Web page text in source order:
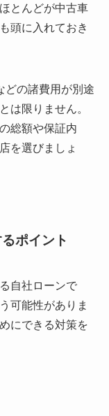
とんどが中古車
頭に入れておき
どの諸費用が別途
は限りません。
総額や保証内
を選びましょ
ポイント
自社ローンで
可能性がありま
にできる対策を